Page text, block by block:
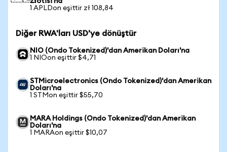
1 APLDon eşittir zł 108,84
Diğer RWA'ları USD'ye dönüştür
NIO (Ondo Tokenized)'dan Amerikan Doları'na
1 NIOon eşittir $4,71
STMicroelectronics (Ondo Tokenized)'dan Amerikan
Doları'na
1 STMon eşittir $55,70
MARA Holdings (Ondo Tokenized)'dan Amerikan
Doları'na
1 MARAon eşittir $10,07